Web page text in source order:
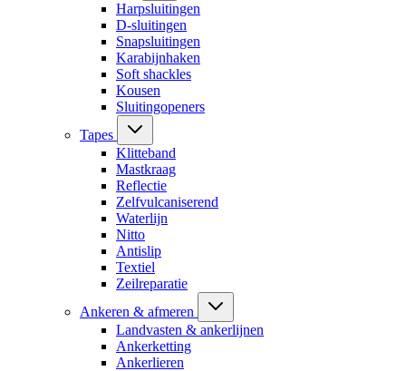
Harpsluitingen
D-sluitingen
Snapsluitingen
Karabijnhaken
Soft shackles
Kousen
Sluitingopeners
Tapes
Klitteband
Mastkraag
Reflectie
Zelfvulcaniserend
Waterlijn
Nitto
Antislip
Textiel
Zeilreparatie
Ankeren & afmeren
Landvasten & ankerlijnen
Ankerketting
Ankerlieren